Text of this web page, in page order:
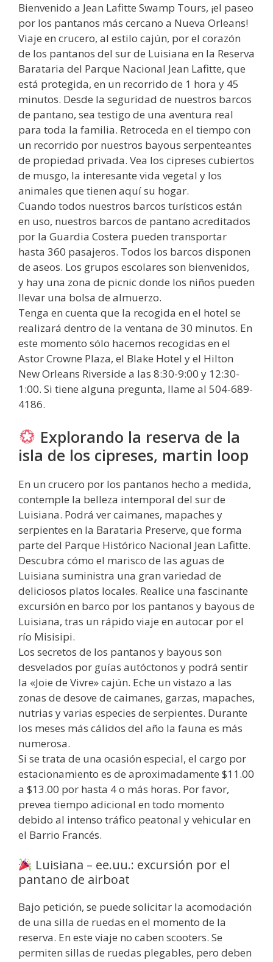
Bienvenido a Jean Lafitte Swamp Tours, ¡el paseo
por los pantanos más cercano a Nueva Orleans!
Viaje en crucero, al estilo cajún, por el corazón
de los pantanos del sur de Luisiana en la Reserva
Barataria del Parque Nacional Jean Lafitte, que
está protegida, en un recorrido de 1 hora y 45
minutos. Desde la seguridad de nuestros barcos
de pantano, sea testigo de una aventura real
para toda la familia. Retroceda en el tiempo con
un recorrido por nuestros bayous serpenteantes
de propiedad privada. Vea los cipreses cubiertos
de musgo, la interesante vida vegetal y los
animales que tienen aquí su hogar.
Cuando todos nuestros barcos turísticos están
en uso, nuestros barcos de pantano acreditados
por la Guardia Costera pueden transportar
hasta 360 pasajeros. Todos los barcos disponen
de aseos. Los grupos escolares son bienvenidos,
y hay una zona de picnic donde los niños pueden
llevar una bolsa de almuerzo.
Tenga en cuenta que la recogida en el hotel se
realizará dentro de la ventana de 30 minutos. En
este momento sólo hacemos recogidas en el
Astor Crowne Plaza, el Blake Hotel y el Hilton
New Orleans Riverside a las 8:30-9:00 y 12:30-
1:00. Si tiene alguna pregunta, llame al 504-689-
4186.
Explorando la reserva de la
isla de los cipreses, martin loop
En un crucero por los pantanos hecho a medida,
contemple la belleza intemporal del sur de
Luisiana. Podrá ver caimanes, mapaches y
serpientes en la Barataria Preserve, que forma
parte del Parque Histórico Nacional Jean Lafitte.
Descubra cómo el marisco de las aguas de
Luisiana suministra una gran variedad de
deliciosos platos locales. Realice una fascinante
excursión en barco por los pantanos y bayous de
Luisiana, tras un rápido viaje en autocar por el
río Misisipi.
Los secretos de los pantanos y bayous son
desvelados por guías autóctonos y podrá sentir
la «Joie de Vivre» cajún. Eche un vistazo a las
zonas de desove de caimanes, garzas, mapaches,
nutrias y varias especies de serpientes. Durante
los meses más cálidos del año la fauna es más
numerosa.
Si se trata de una ocasión especial, el cargo por
estacionamiento es de aproximadamente $11.00
a $13.00 por hasta 4 o más horas. Por favor,
prevea tiempo adicional en todo momento
debido al intenso tráfico peatonal y vehicular en
el Barrio Francés.
Luisiana – ee.uu.: excursión por el
pantano de airboat
Bajo petición, se puede solicitar la acomodación
de una silla de ruedas en el momento de la
reserva. En este viaje no caben scooters. Se
permiten sillas de ruedas plegables, pero deben